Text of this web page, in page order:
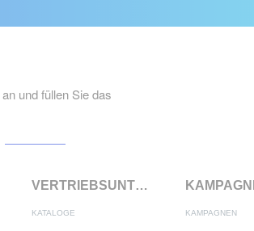
an und füllen Sie das
VERTRIEBSUNTERSTÜTZUNG
KATALOGE KAMPAGNEN